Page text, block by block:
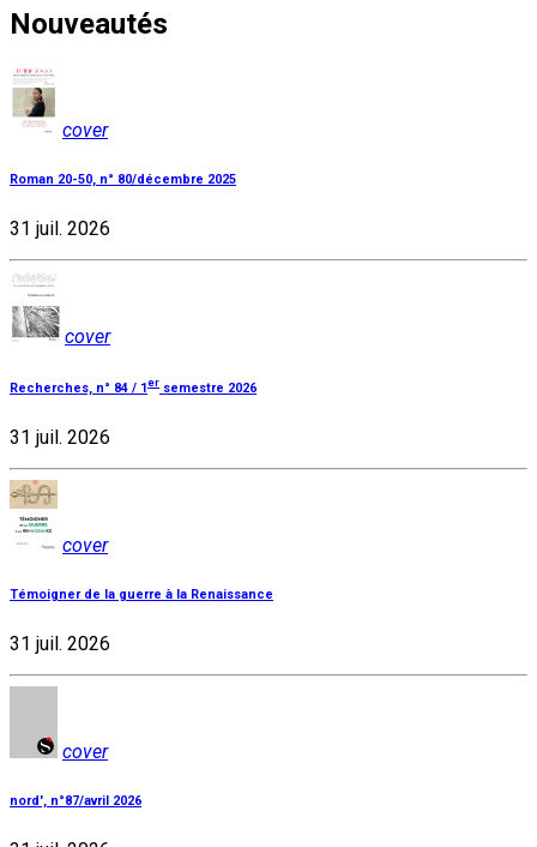
Nouveautés
cover
Roman 20-50, n° 80/décembre 2025
31 juil. 2026
cover
Recherches, n° 84 / 1 er semestre 2026
31 juil. 2026
cover
Témoigner de la guerre à la Renaissance
31 juil. 2026
cover
nord', n°87/avril 2026